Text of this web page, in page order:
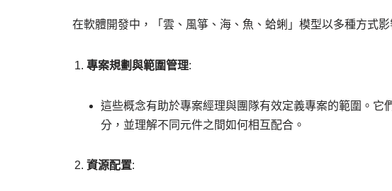
在軟體開發中，「雲、風箏、海、魚、蛤蜊」模型以多種方式影
專案規劃與範圍管理:
這些概念有助於專案經理與團隊有效定義專案的範圍。它
分，並理解不同元件之間如何相互配合。
資源配置: